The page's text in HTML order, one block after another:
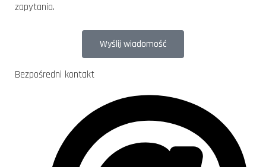
zapytania.
Wyślij wiadomość
Bezpośredni kontakt